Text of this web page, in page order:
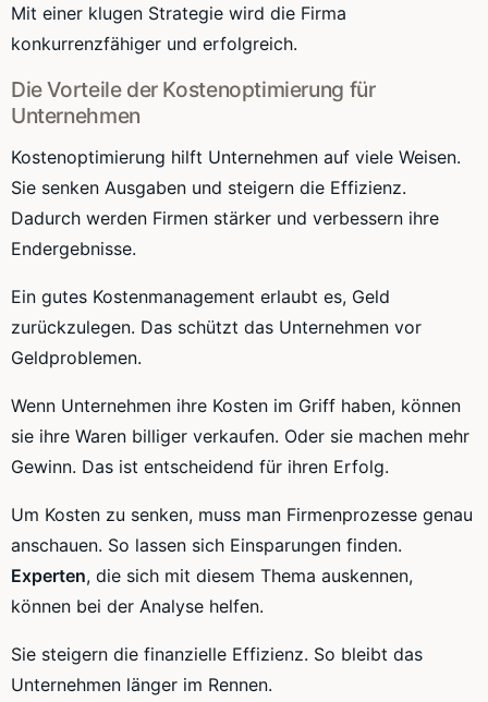
Mit einer klugen Strategie wird die Firma
konkurrenzfähiger und erfolgreich.
Die Vorteile der Kostenoptimierung für
Unternehmen
Kostenoptimierung hilft Unternehmen auf viele Weisen.
Sie senken Ausgaben und steigern die Effizienz.
Dadurch werden Firmen stärker und verbessern ihre
Endergebnisse.
Ein gutes Kostenmanagement erlaubt es, Geld
zurückzulegen. Das schützt das Unternehmen vor
Geldproblemen.
Wenn Unternehmen ihre Kosten im Griff haben, können
sie ihre Waren billiger verkaufen. Oder sie machen mehr
Gewinn. Das ist entscheidend für ihren Erfolg.
Um Kosten zu senken, muss man Firmenprozesse genau
anschauen. So lassen sich Einsparungen finden.
Experten, die sich mit diesem Thema auskennen,
können bei der Analyse helfen.
Sie steigern die finanzielle Effizienz. So bleibt das
Unternehmen länger im Rennen.